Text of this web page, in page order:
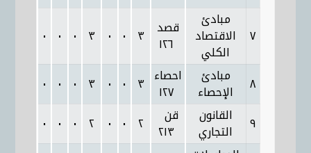
٠ ٠ ٠ ٣ ٠ ٠ ٣ قصد مبادئ
الاقتصاد
الكلي
٧
٠ ٠ ٠ ٣ ٠ ٠ ٣ احصاء
١٢٧
مبادئ
الإحصاء
٨
٠ ٠ ٠ ٢ ٠ ٠ ٢ القانون
التجاري ٩